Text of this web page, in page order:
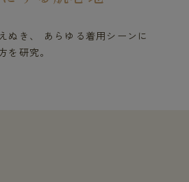
ぬき、 あらゆる着用シーンに
を研究。